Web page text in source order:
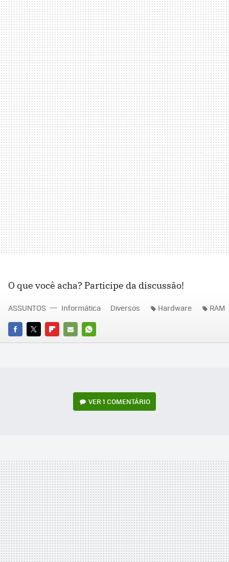
O que você acha? Participe da discussão!
FACEBOOK
TWITTERFLIPBOARD
E-
WHATSAPP
ASSUNTOS Informática Diversos Hardware RAM
VER1 COMENTÁRIO